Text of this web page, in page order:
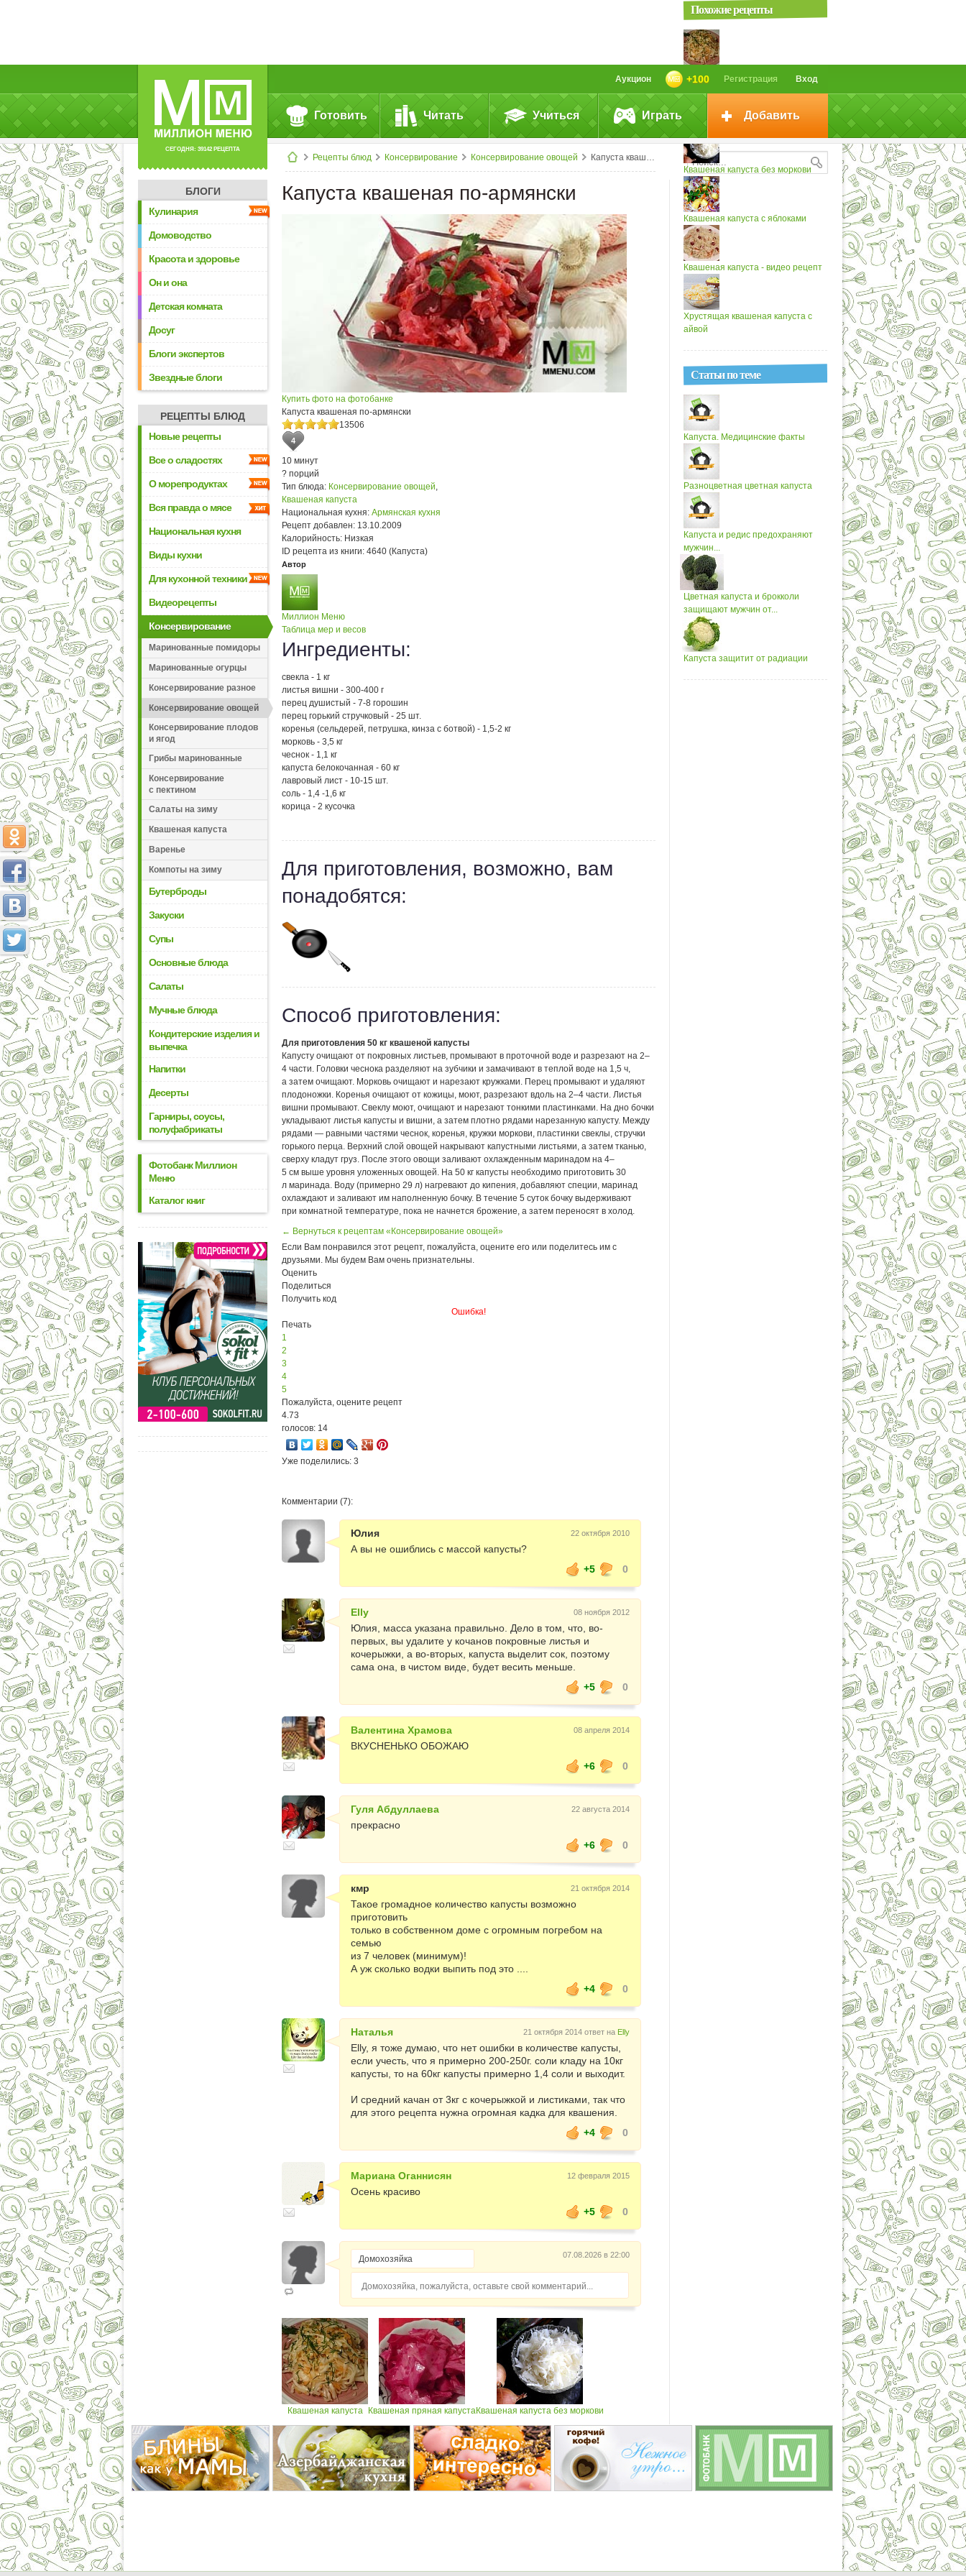
СЕГОДНЯ: 39142 РЕЦЕПТА
Вход
Регистрация
+100
Аукцион
Готовить Читать Учиться Играть Добавить
Рецепты блюд Консервирование Консервирование овощей Капуста квашеная по-армянски
БЛОГИ
Кулинария
Домоводство
Красота и здоровье
Он и она
Детская комната
Досуг
Блоги экспертов
Звездные блоги
РЕЦЕПТЫ БЛЮД
Новые рецепты
Все о сладостях
О морепродуктах
Вся правда о мясе
Национальная кухня
Виды кухни
Для кухонной техники
Видеорецепты
Консервирование
Маринованные помидоры
Маринованные огурцы
Консервирование разное
Консервирование овощей
Консервирование плодов
и ягод
Грибы маринованные
Консервирование
с пектином
Салаты на зиму
Квашеная капуста
Варенье
Компоты на зиму
Бутерброды
Закуски
Супы
Основные блюда
Салаты
Мучные блюда
Кондитерские изделия и
выпечка
Напитки
Десерты
Гарниры, соусы,
полуфабрикаты
Фотобанк Миллион
Меню
Каталог книг
Капуста квашеная по-армянски
Купить фото на фотобанке
Капуста квашеная по-армянски
13506
4
10 минут
? порций
Тип блюда: Консервирование овощей,
Квашеная капуста
Национальная кухня: Армянская кухня
Рецепт добавлен: 13.10.2009
Калорийность: Низкая
ID рецепта из книги: 4640 (Капуста)
Автор
Миллион Меню
Таблица мер и весов
Ингредиенты:
свекла - 1 кг
листья вишни - 300-400 г
перец душистый - 7-8 горошин
перец горький стручковый - 25 шт.
коренья (сельдерей, петрушка, кинза с ботвой) - 1,5-2 кг
морковь - 3,5 кг
чеснок - 1,1 кг
капуста белокочанная - 60 кг
лавровый лист - 10-15 шт.
соль - 1,4 -1,6 кг
корица - 2 кусочка
Для приготовления, возможно, вам
понадобятся:
Способ приготовления:
Для приготовления 50 кг квашеной капусты
Капусту очищают от покровных листьев, промывают в проточной воде и разрезают на 2–
4 части. Головки чеснока разделяют на зубчики и замачивают в теплой воде на 1,5 ч,
а затем очищают. Морковь очищают и нарезают кружками. Перец промывают и удаляют
плодоножки. Коренья очищают от кожицы, моют, разрезают вдоль на 2–4 части. Листья
вишни промывают. Свеклу моют, очищают и нарезают тонкими пластинками. На дно бочки
укладывают листья капусты и вишни, а затем плотно рядами нарезанную капусту. Между
рядами — равными частями чеснок, коренья, кружки моркови, пластинки свеклы, стручки
горького перца. Верхний слой овощей накрывают капустными листьями, а затем тканью,
сверху кладут груз. После этого овощи заливают охлажденным маринадом на 4–
5 см выше уровня уложенных овощей. На 50 кг капусты необходимо приготовить 30
л маринада. Воду (примерно 29 л) нагревают до кипения, добавляют специи, маринад
охлаждают и заливают им наполненную бочку. В течение 5 суток бочку выдерживают
при комнатной температуре, пока не начнется брожение, а затем переносят в холод.
← Вернуться к рецептам «Консервирование овощей»
Если Вам понравился этот рецепт, пожалуйста, оцените его или поделитесь им с
друзьями. Мы будем Вам очень признательны.
Оценить
Поделиться
Получить код
Ошибка!
Печать
1
2
3
4
5
Пожалуйста, оцените рецепт
4.73
голосов: 14
Уже поделились: 3
Комментарии (7):
Юлия 22 октября 2010
А вы не ошиблись с массой капусты?
+5
0
Elly 08 ноября 2012
Юлия, масса указана правильно. Дело в том, что, во-
первых, вы удалите у кочанов покровные листья и
кочерыжки, а во-вторых, капуста выделит сок, поэтому
сама она, в чистом виде, будет весить меньше.
+5
0
Валентина Храмова 08 апреля 2014
ВКУСНЕНЬКО ОБОЖАЮ
+6
0
Гуля Абдуллаева 22 августа 2014
прекрасно
+6
0
кмр 21 октября 2014
Такое громадное количество капусты возможно
приготовить
только в собственном доме с огромным погребом на
семью
из 7 человек (минимум)!
А уж сколько водки выпить под это ....
+4
0
Наталья 21 октября 2014 ответ на Elly
Elly, я тоже думаю, что нет ошибки в количестве капусты,
если учесть, что я примерно 200-250г. соли кладу на 10кг
капусты, то на 60кг капусты примерно 1,4 соли и выходит.
И средний качан от 3кг с кочерыжкой и листиками, так что
для этого рецепта нужна огромная кадка для квашения.
+4
0
Мариана Оганнисян 12 февраля 2015
Осень красиво
+5
0
07.08.2026 в 22:00
Домохозяйка, пожалуйста, оставьте свой комментарий...
Квашеная капуста Квашеная пряная капустаКвашеная капуста без моркови
Похожие рецепты
Квашеная пряная капуста
Квашеная капуста без моркови
Квашеная капуста с яблоками
Квашеная капуста - видео рецепт
Хрустящая квашеная капуста с
айвой
Статьи по теме
Капуста. Медицинские факты
Разноцветная цветная капуста
Капуста и редис предохраняют
мужчин...
Цветная капуста и брокколи
защищают мужчин от...
Капуста защитит от радиации